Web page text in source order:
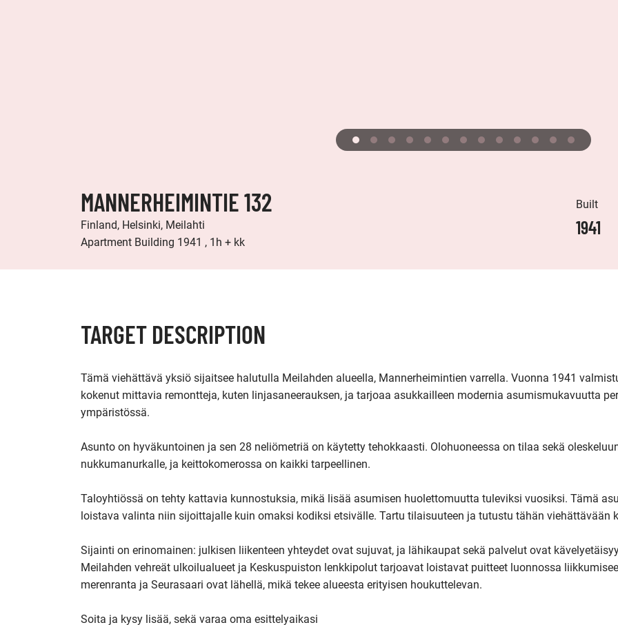
MANNERHEIMINTIE 132
Finland, Helsinki, Meilahti
Apartment Building 1941 , 1h + kk
Built
1941
TARGET DESCRIPTION
Tämä viehättävä yksiö sijaitsee halutulla Meilahden alueella, Mannerheimintien varrella. Vuonna 1941
kokenut mittavia remontteja, kuten linjasaneerauksen, ja tarjoaa asukkailleen modernia asumismukavuutta
ympäristössä.
Asunto on hyväkuntoinen ja sen 28 neliömetriä on käytetty tehokkaasti. Olohuoneessa on tilaa sekä
nukkumanurkalle, ja keittokomerossa on kaikki tarpeellinen.
Taloyhtiössä on tehty kattavia kunnostuksia, mikä lisää asumisen huolettomuutta tuleviksi vuosiksi. Tämä
loistava valinta niin sijoittajalle kuin omaksi kodiksi etsivälle. Tartu tilaisuuteen ja tutustu tähän viehättävään
Sijainti on erinomainen: julkisen liikenteen yhteydet ovat sujuvat, ja lähikaupat sekä palvelut ovat
Meilahden vehreät ulkoilualueet ja Keskuspuiston lenkkipolut tarjoavat loistavat puitteet luonnossa
merenranta ja Seurasaari ovat lähellä, mikä tekee alueesta erityisen houkuttelevan.
Soita ja kysy lisää, sekä varaa oma esittelyaikasi